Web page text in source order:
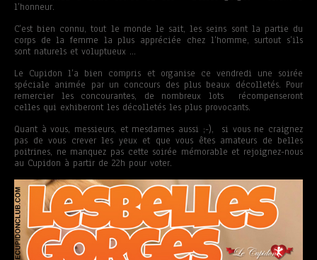
l’honneur.
C’est bien connu, tout le monde le sait, les seins sont la partie du
corps de la femme la plus appréciée chez l’homme, surtout s’ils
sont naturels et voluptueux …
Le Cupidon l’a bien compris et organise ce vendredi une soirée
spéciale animée par un concours des plus beaux décolletés. Pour
remercier les concourantes, de nombreux lots récompenseront
celles qui exhiberont les décolletés les plus provocants.
Quant à vous, messieurs, et mesdames aussi ;-), si vous ne craignez
pas de vous crever les yeux et que vous êtes amateurs de belles
poitrines, ne manquez pas cette soirée mémorable et rejoignez-nous
au Cupidon à partir de 22h pour voter.